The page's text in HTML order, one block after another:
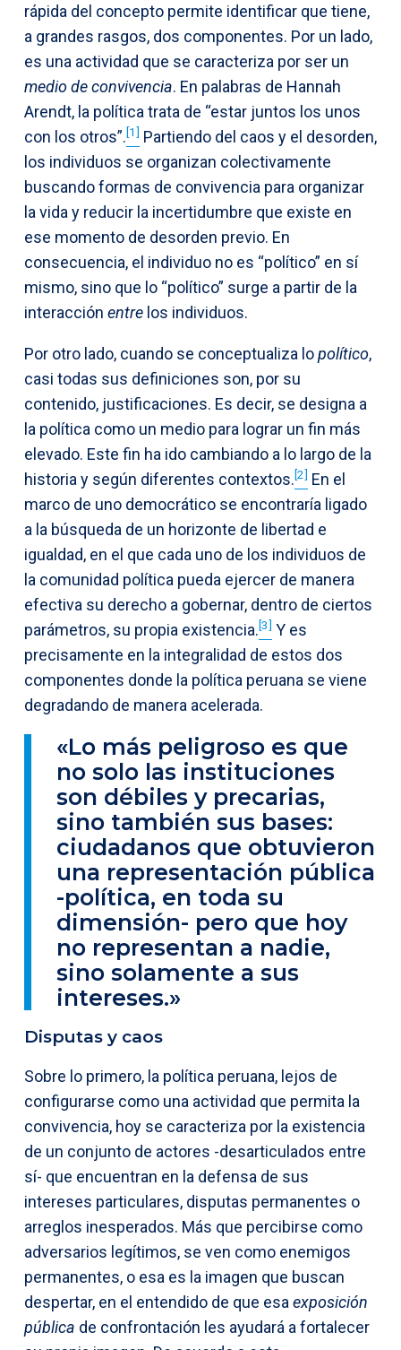
rápida del concepto permite identificar que tiene,
a grandes rasgos, dos componentes. Por un lado,
es una actividad que se caracteriza por ser un
medio de convivencia. En palabras de Hannah
Arendt, la política trata de “estar juntos los unos
con los otros”.[1] Partiendo del caos y el desorden,
los individuos se organizan colectivamente
buscando formas de convivencia para organizar
la vida y reducir la incertidumbre que existe en
ese momento de desorden previo. En
consecuencia, el individuo no es “político” en sí
mismo, sino que lo “político” surge a partir de la
interacción entre los individuos.
Por otro lado, cuando se conceptualiza lopolítico,
casi todas sus definiciones son, por su
contenido, justificaciones. Es decir, se designa a
la política como un medio para lograr un fin más
elevado. Este fin ha ido cambiando a lo largo de la
historia y según diferentes contextos.[2] En el
marco de uno democrático se encontraría ligado
a la búsqueda de un horizonte de libertad e
igualdad, en el que cada uno de los individuos de
la comunidad política pueda ejercer de manera
efectiva su derecho a gobernar, dentro de ciertos
parámetros, su propia existencia.[3] Y es
precisamente en la integralidad de estos dos
componentes donde la política peruana se viene
degradando de manera acelerada.
«Lo más peligroso es que
no solo las instituciones
son débiles y precarias,
sino también sus bases:
ciudadanos que obtuvieron
una representación pública
-política, en toda su
dimensión- pero que hoy
no representan a nadie,
sino solamente a sus
intereses.»
Disputas y caos
Sobre lo primero, la política peruana, lejos de
configurarse como una actividad que permita la
convivencia, hoy se caracteriza por la existencia
de un conjunto de actores -desarticulados entre
sí- que encuentran en la defensa de sus
intereses particulares, disputas permanentes o
arreglos inesperados. Más que percibirse como
adversarios legítimos, se ven como enemigos
permanentes, o esa es la imagen que buscan
despertar, en el entendido de que esa exposición
pública de confrontación les ayudará a fortalecer